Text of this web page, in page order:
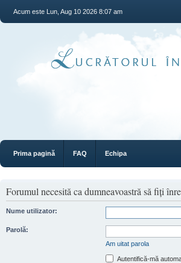
Acum este Lun, Aug 10 2026 8:07 am
Prima pagină FAQ Echipa
Forumul necesită ca dumneavoastră să fiţi
Nume utilizator:
Parolă:
Am uitat parola
Autentifică-mă